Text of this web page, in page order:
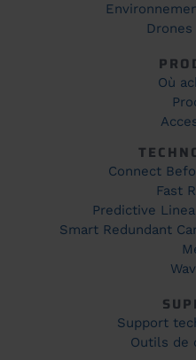
Où
Connect
Fast
Predictive
Smart Redundant
Support
Outils de